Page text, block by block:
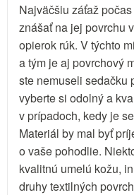
Najväčšiu záťaž
znášať na jej povrchu
opierok rúk. V týchto
a tým je aj povrchový
ste nemuseli sedačku
vyberte si odolný a
v prípadoch, kedy je
Materiál by mal byť
o vaše pohodlie.
kvalitnú umelú kožu,
druhy textilných